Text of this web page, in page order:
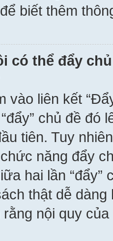
biết thêm
có thể đẩy
vào liên kết
chủ đề đó
tiên. Tuy
năng đẩy
hai lần “đẩy”
thật dễ
nội quy